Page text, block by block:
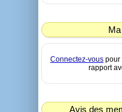
Connectez-vous pour
rapport
Avis des